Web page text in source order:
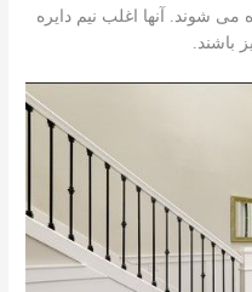
می شوند. آنها اغلب نیم دایره
باشند.